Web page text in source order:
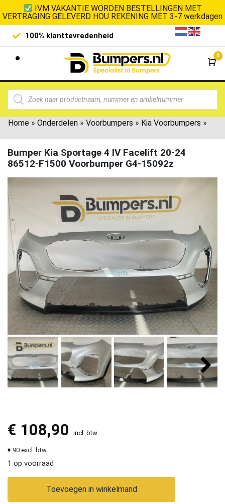
IVM VAKANTIE WORDEN BESTELLINGEN MET
VERTRAGING GELEVERD HOU REKENING MET 3-7 werkdagen
100% klanttevredenheid
0
Home » Onderdelen » Voorbumpers » Kia Voorbumpers »
Bumper Kia Sportage 4 IV Facelift 20-24
86512-F1500 Voorbumper G4-15092z
€ 108,90 incl. btw
€ 90 excl. btw
1 op voorraad
Toevoegen in winkelmand